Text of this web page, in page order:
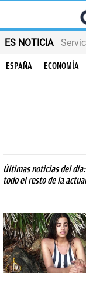
ES NOTICIA
ESPAÑA ECONOMÍA
Últimas noticias del
todo el resto de la